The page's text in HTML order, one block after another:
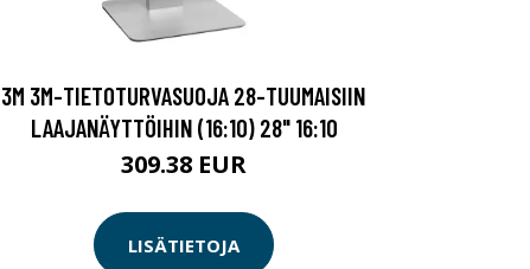
3M 3M-TIETOTURVASUOJA 28-TUUMAISIIN
LAAJANÄYTTÖIHIN (16:10) 28" 16:10
309.38 EUR
LISÄTIETOJA